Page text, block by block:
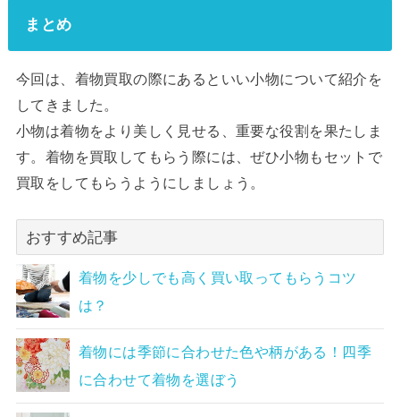
まとめ
今回は、着物買取の際にあるといい小物について紹介を
してきました。
小物は着物をより美しく見せる、重要な役割を果たしま
す。着物を買取してもらう際には、ぜひ小物もセットで
買取をしてもらうようにしましょう。
おすすめ記事
着物を少しでも高く買い取ってもらうコツ
は？
着物には季節に合わせた色や柄がある！四季
に合わせて着物を選ぼう